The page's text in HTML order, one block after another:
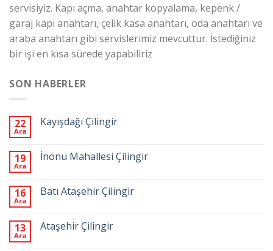
servisiyiz. Kapı açma, anahtar kopyalama, kepenk /
garaj kapı anahtarı, çelik kasa anahtarı, oda anahtarı ve
araba anahtarı gibi servislerimiz mevcuttur. İstediğiniz
bir işi en kısa sürede yapabiliriz
SON HABERLER
22
Ara
Kayışdağı Çilingir
19
Ara
İnönü Mahallesi Çilingir
16
Ara
Batı Ataşehir Çilingir
13
Ara
Ataşehir Çilingir